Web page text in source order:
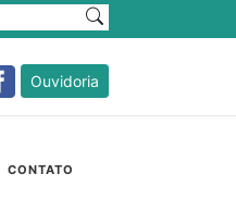
Ouvidoria
CONTATO